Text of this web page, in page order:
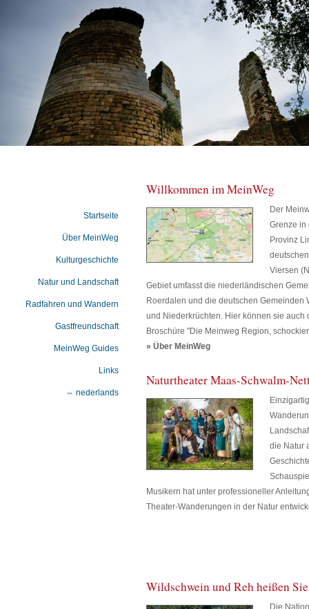
Startseite
Über MeinWeg
Kulturgeschichte
Natur und Landschaft
Radfahren und Wandern
Gastfreundschaft
MeinWeg Guides
Links
⇔ nederlands
Willkommen im MeinWeg
Der
Grenze in
Provinz
Viersen
Gebiet umfasst die niederländischen
Roerdalen und die deutschen Gemeinden
und Niederkrüchten. Hier können sie auch
Broschüre "Die Meinweg Region,
» Über MeinWeg
Naturtheater Maas-Schwalm-
die Natur
Musikern hat unter professioneller
Theater-Wanderungen in der Natur
Wildschwein und Reh heißen
Die